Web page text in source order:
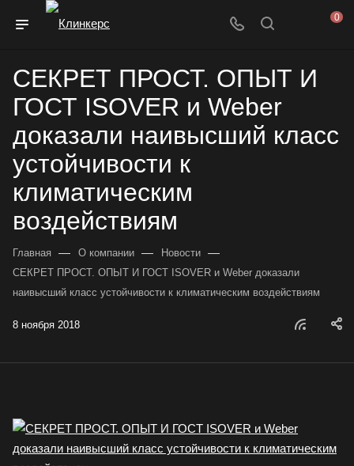
0
СЕКРЕТ ПРОСТ. ОПЫТ И
ГОСТ ISOVER и Weber
доказали наивысший класс
устойчивости к
климатическим
воздействиям
Главная — О компании — Новости —
СЕКРЕТ ПРОСТ. ОПЫТ И ГОСТ ISOVER и Weber доказали
наивысший класс устойчивости к климатическим воздействиям
8 ноября 2018